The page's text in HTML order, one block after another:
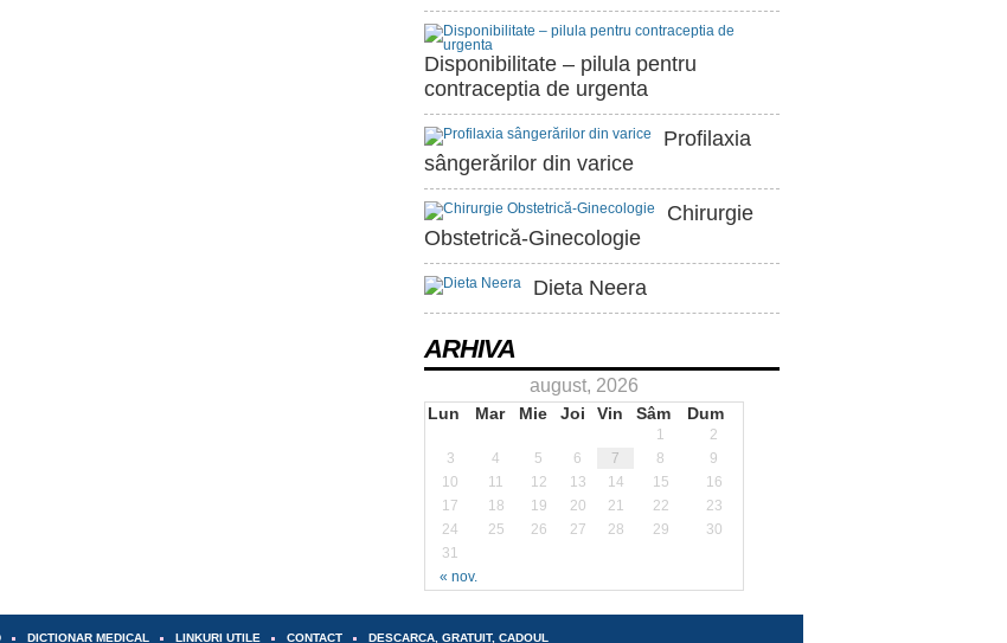
Disponibilitate – pilula pentru
contraceptia de urgenta
Profilaxia
sângerărilor din varice
Chirurgie
Obstetrică-Ginecologie
Dieta Neera
ARHIVA
august, 2026
Lun Mar Mie Joi Vin Sâm Dum
« nov.
1
2
3
4 5 6 7 8
9
10
11 12 13 14 15
16
17
18 19 20 21 22
23
24
25 26 27 28 29
30
31
DICTIONAR MEDICAL LINKURI UTILE CONTACT DESCARCA, GRATUIT, CADOUL